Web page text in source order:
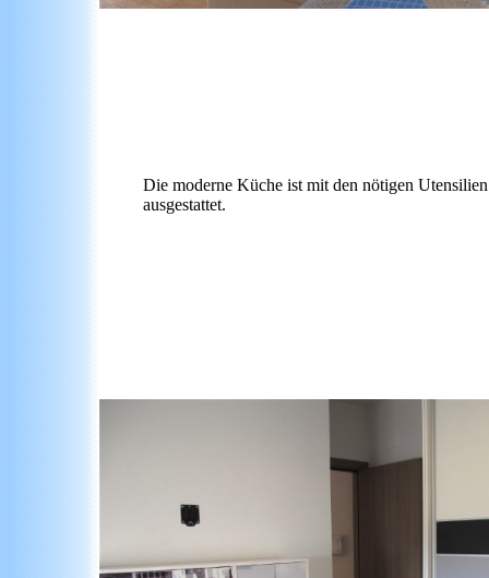
Die moderne Küche ist mit den nötigen
ausgestattet.